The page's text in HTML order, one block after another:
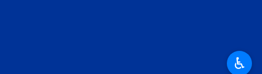
♿︎